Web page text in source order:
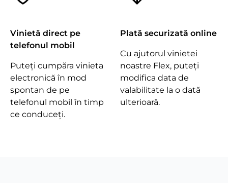
Vinietă direct pe
telefonul mobil
Puteți cumpăra vinieta
electronică în mod
spontan de pe
telefonul mobil în timp
ce conduceți.
Plată securizată online
Cu ajutorul vinietei
noastre Flex, puteți
modifica data de
valabilitate la o dată
ulterioară.